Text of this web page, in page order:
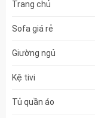
Trang chủ
Sofa giá rẻ
Giường ngủ
Kệ tivi
Tủ quần áo